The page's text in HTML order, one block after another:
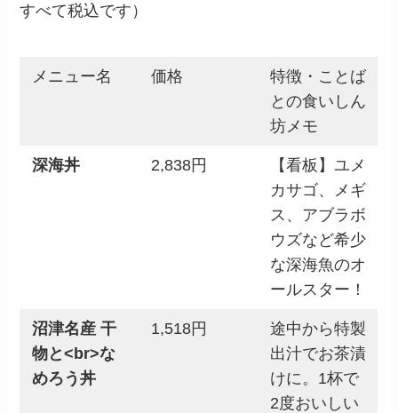
すべて税込です）
メニュー名 価格
特徴・ことば
との食いしん
坊メモ
深海丼 2,838円
【看板】ユメ
カサゴ、メギ
ス、アブラボ
ウズなど希少
な深海魚のオ
ールスター！
沼津名産 干
物と<br>な
めろう丼
1,518円
途中から特製
出汁でお茶漬
けに。1杯で
2度おいしい